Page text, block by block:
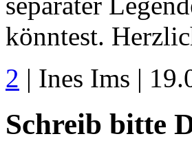
könntest.
2 | Ines Ims |
Schreib bitte